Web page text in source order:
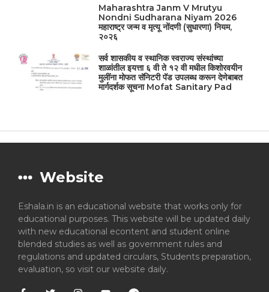
Maharashtra Janm V Mrutyu
Nondni Sudharana Niyam 2026
महाराष्ट्र जन्म व मृत्यू नोंदणी (सुधारणा) नियम,
२०२६
सर्व शासकीय व स्थानिक स्वराज्य संस्थांच्या
शाळांतील इयत्ता ६ वी ते १२ वी मधील किशोरवयीन
मुलींना मोफत सॅनिटरी पॅड उपलब्ध करून देणेबाबत
मार्गदर्शक सूचना Mofat Sanitary Pad
Website
Eshala.in is an educational website that works only for
educational purposes. This website will be updated daily
with new educational econtent and student online
blended studies as well as government rules and
regulations and updated circulars, Students preparation,
evaluation, so visit our website daily.